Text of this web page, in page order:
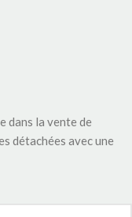
dans la vente de
détachées avec une